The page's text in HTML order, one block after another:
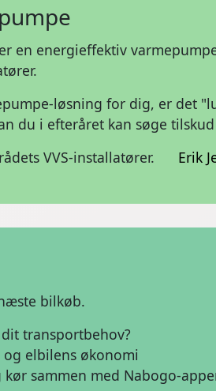
en energieffektiv
løsning for dig, er det
du i efteråret kan søge
VVS-installatører. Erik
bilkøb.
transportbehov?
elbilens økonomi
kør sammen med Nabogo-